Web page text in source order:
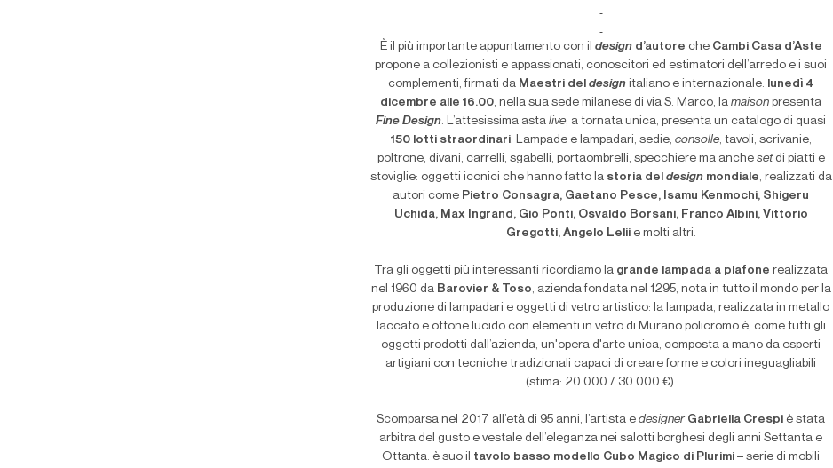
È il più importante appuntamento con il design d’autore che Cambi Casa d’Aste
propone a collezionisti e appassionati, conoscitori ed estimatori dell’arredo e i suoi
complementi, firmati da Maestri del design italiano e internazionale: lunedì 4
dicembre alle 16.00, nella sua sede milanese di via S. Marco, lamaison presenta
Fine Design. L’attesissima astalive, a tornata unica, presenta un catalogo di quasi
150 lotti straordinari. Lampade e lampadari, sedie, consolle, tavoli, scrivanie,
poltrone, divani, carrelli, sgabelli, portaombrelli, specchiere ma anche setdi piatti e
stoviglie: oggetti iconici che hanno fatto la storia del design mondiale, realizzati da
autori come Pietro Consagra, Gaetano Pesce, Isamu Kenmochi, Shigeru
Uchida, Max Ingrand, Gio Ponti, Osvaldo Borsani, Franco Albini, Vittorio
Gregotti, Angelo Leliie molti altri.
Tra gli oggetti più interessanti ricordiamo la grande lampada a plafone realizzata
nel 1960 da Barovier & Toso, azienda fondata nel 1295, nota in tutto il mondo per la
produzione di lampadari e oggetti di vetro artistico: la lampada, realizzata in metallo
laccato e ottone lucido con elementi in vetro di Murano policromo è, come tutti gli
oggetti prodotti dall’azienda, un'opera d'arte unica, composta a mano da esperti
artigiani con tecniche tradizionali capaci di creare forme e colori ineguagliabili
(stima: 20.000 / 30.000 €).
Scomparsa nel 2017 all’età di 95 anni, l’artista edesigner Gabriella Crespi è stata
arbitra del gusto e vestale dell’eleganza nei salotti borghesi degli anni Settanta e
Ottanta: è suo il tavolo basso modello Cubo Magico di Plurimi – serie di mobili